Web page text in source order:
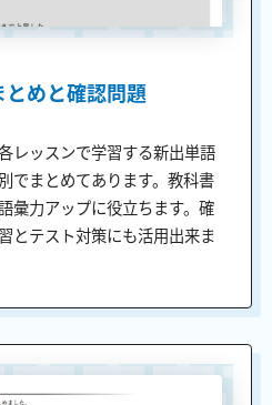
めと確認問題
レッスンで学習する新出単語
でまとめてあります。教科書
彙力アップに役立ちます。確
とテスト対策にも活用出来ま